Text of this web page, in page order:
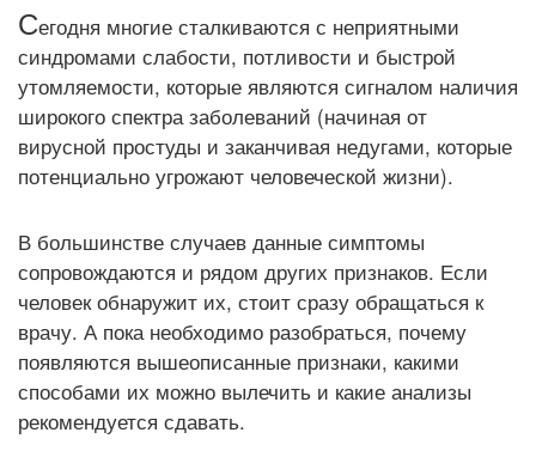
Ц
Ю
Сегодня многие сталкиваются с неприятными
синдромами слабости, потливости и быстрой
утомляемости, которые являются сигналом наличия
широкого спектра заболеваний (начиная от
вирусной простуды и заканчивая недугами, которые
потенциально угрожают человеческой жизни).
В большинстве случаев данные симптомы
сопровождаются и рядом других признаков. Если
человек обнаружит их, стоит сразу обращаться к
врачу. А пока необходимо разобраться, почему
появляются вышеописанные признаки, какими
способами их можно вылечить и какие анализы
рекомендуется сдавать.